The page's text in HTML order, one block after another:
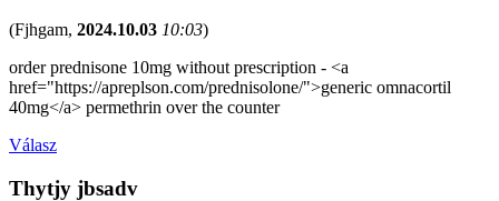
(Fjhgam, 2024.10.03 10:03)
order prednisone 10mg without prescription - <a
href="https://apreplson.com/prednisolone/">generic omnacortil
40mg</a> permethrin over the counter
Válasz
Thytjy jbsadv